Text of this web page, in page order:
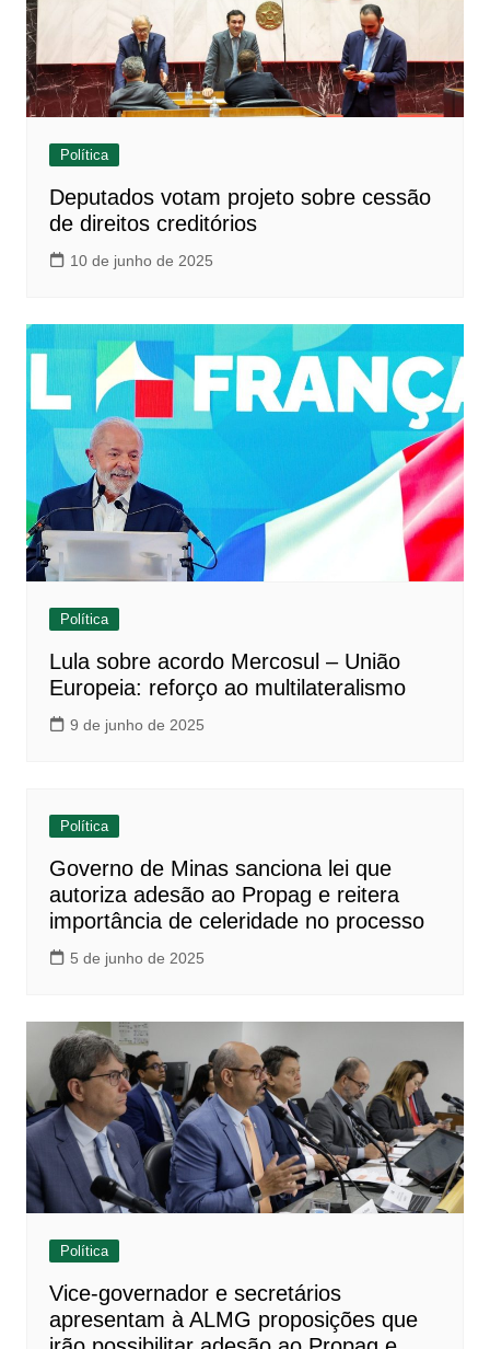
Política
Deputados votam projeto sobre cessão
de direitos creditórios
10 de junho de 2025
Política
Lula sobre acordo Mercosul – União
Europeia: reforço ao multilateralismo
9 de junho de 2025
Política
Governo de Minas sanciona lei que
autoriza adesão ao Propag e reitera
importância de celeridade no processo
5 de junho de 2025
Política
Vice-governador e secretários
apresentam à ALMG proposições que